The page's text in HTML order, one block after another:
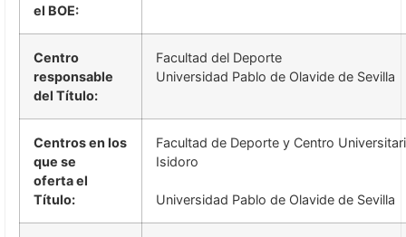
el BOE:
Centro
responsable
del Título:
Facultad del Deporte
Universidad Pablo de Olavide de Sevilla
Centros en los
que se
oferta el
Título:
Facultad de Deporte y Centro
Isidoro
Universidad Pablo de Olavide de Sevilla